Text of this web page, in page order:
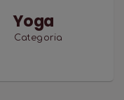
Yoga
Categoria